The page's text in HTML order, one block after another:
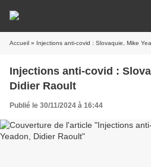
Accueil » Injections anti-covid : Slovaquie, Mike
Injections anti-covid :
Didier Raoult
Publié le 30/11/2024 à 16:44